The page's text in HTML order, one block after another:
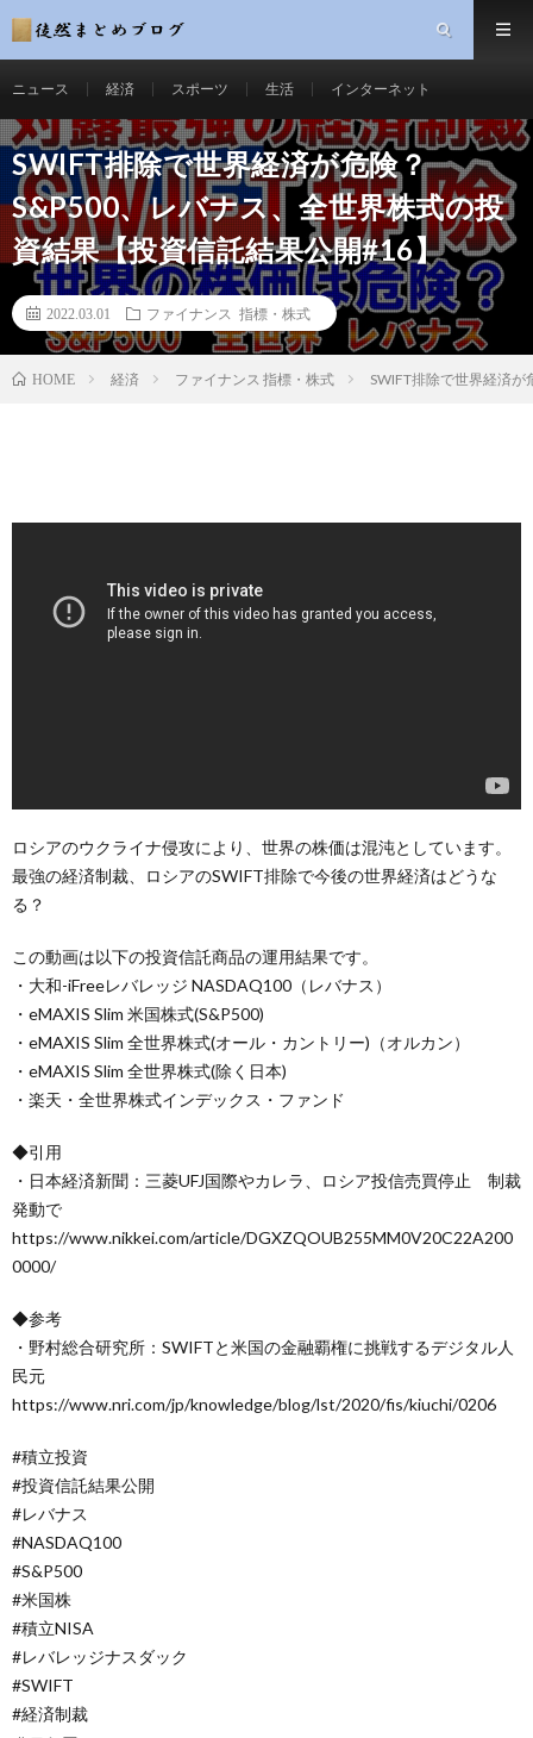
ニュース 経済 スポーツ 生活 インターネット
SWIFT排除で世界経済が危険？
S&P500、レバナス、全世界株式の投
資結果【投資信託結果公開#16】
2022.03.01 ファイナンス 指標・株式
HOME 経済 ファイナンス 指標・株式 SWIFT排除で世界経済
ロシアのウクライナ侵攻により、世界の株価は混沌としています。
最強の経済制裁、ロシアのSWIFT排除で今後の世界経済はどうな
る？
この動画は以下の投資信託商品の運用結果です。
・大和-iFreeレバレッジ NASDAQ100（レバナス）
・eMAXIS Slim 米国株式(S&P500)
・eMAXIS Slim 全世界株式(オール・カントリー)（オルカン）
・eMAXIS Slim 全世界株式(除く日本)
・楽天・全世界株式インデックス・ファンド
◆引用
・日本経済新聞：三菱UFJ国際やカレラ、ロシア投信売買停止 制裁
発動で
https://www.nikkei.com/article/DGXZQOUB255MM0V20C22A200
0000/
◆参考
・野村総合研究所：SWIFTと米国の金融覇権に挑戦するデジタル人
民元
https://www.nri.com/jp/knowledge/blog/lst/2020/fis/kiuchi/0206
#積立投資
#投資信託結果公開
#レバナス
#NASDAQ100
#S&P500
#米国株
#積立NISA
#レバレッジナスダック
#SWIFT
#経済制裁